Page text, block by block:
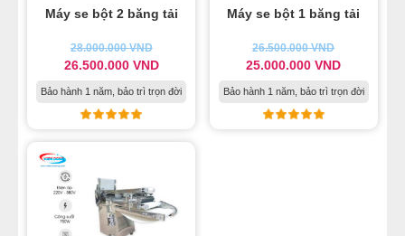
Máy se bột 2 băng tải
28.000.000VND
26.500.000 VND
Bảo hành 1 năm, bảo trì trọn đời
Máy se bột 1 băng tải
26.500.000VND
25.000.000VND
Bảo hành 1 năm, bảo trì trọn đời